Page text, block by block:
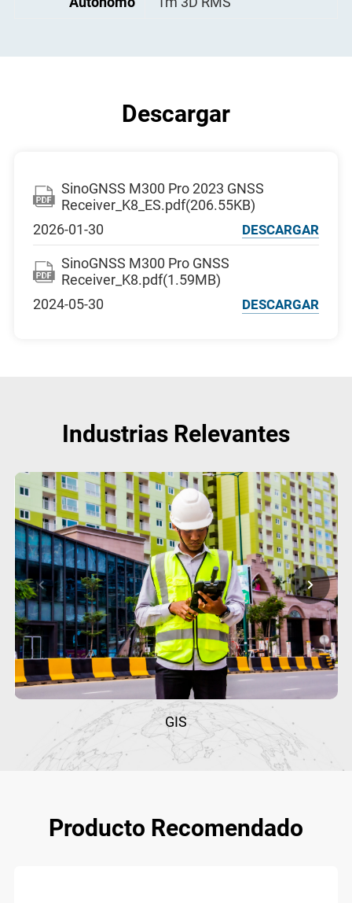
corrección
Entrada/Salida:
CMR (solo GPS), CMR+(solo
GPS)
A, VTG, GST, PJK, PTNL
NMEA-0183 extendido: BDG
Observaciones
M, RINEX, compatible con lo
s principales
Software CORS (VRS, FKP e i
Descargar
SinoGNSS M300 Pro 2023 GNSS
Receiver_K8_ES.pdf(206.55KB)
2026-01-30
DESCARGAR
SinoGNSS M300 Pro GNSS
Receiver_K8.pdf(1.59MB)
2024-05-30
DESCARGAR
Industrias Relevantes
GIS
Producto Recomendado